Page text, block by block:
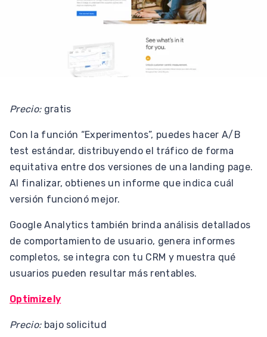
Precio:gratis
Con la función “Experimentos”, puedes hacer A/B
test estándar, distribuyendo el tráfico de forma
equitativa entre dos versiones de una landing page.
Al finalizar, obtienes un informe que indica cuál
versión funcionó mejor.
Google Analytics también brinda análisis detallados
de comportamiento de usuario, genera informes
completos, se integra con tu CRM y muestra qué
usuarios pueden resultar más rentables.
Optimizely
Precio:bajo solicitud